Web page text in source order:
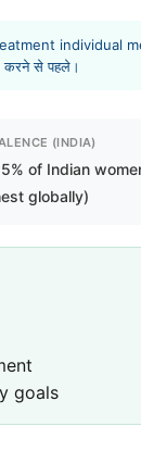
individual
से पहले।
(INDIA)
of Indian
globally)
goals